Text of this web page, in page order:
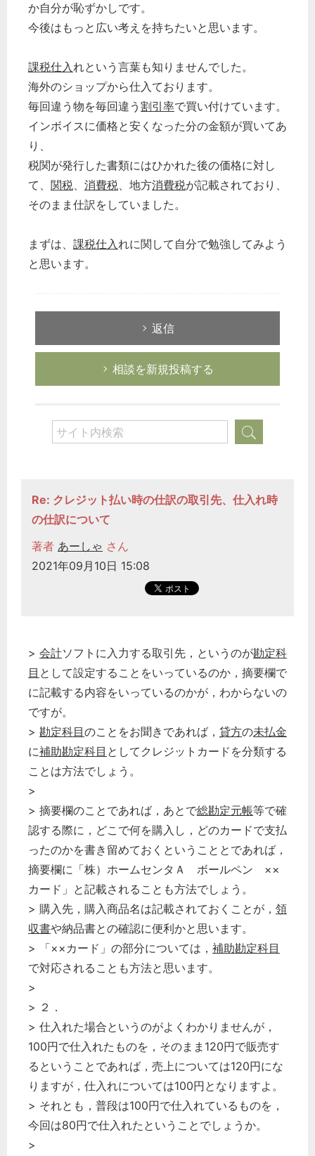
か自分が恥ずかしです。
今後はもっと広い考えを持ちたいと思います。
課税仕入れという言葉も知りませんでした。
海外のショップから仕入ております。
毎回違う物を毎回違う 割引率で買い付けています。
インボイスに価格と安くなった分の金額が買いてあ
り、
税関が発行した書類にはひかれた後の価格に対し
て、 関税、 消費税、地方消費税が記載されており、
そのまま仕訳をしていました。
まずは、 課税仕入れに関して自分で勉強してみよう
と思います。
返信
相談を新規投稿する
Re: クレジット払い時の仕訳の取引先、仕入れ時
の仕訳について
著者 あーしゃ さん
2021年09月10日 15:08
> 会計ソフトに入力する取引先，というのが勘定科
目 として設定することをいっているのか，摘要欄で
に記載する内容をいっているのかが，わからないの
ですが。
> 勘定科目のことをお聞きであれば， 貸方の未払金
に補助勘定科目 としてクレジットカードを分類する
ことは方法でしょう。
>
> 摘要欄のことであれば，あとで総勘定元帳等で確
認する際に，どこで何を購入し，どのカードで支払
ったのかを書き留めておくということとであれば，
摘要欄に「株）ホームセンタＡ ボールペン ××
カード」と記載されることも方法でしょう。
> 購入先，購入商品名は記載されておくことが， 領
収書や納品書との確認に便利かと思います。
> 「××カード」の部分については， 補助勘定科目
で対応されることも方法と思います。
>
> ２．
> 仕入れた場合というのがよくわかりませんが，
100円で仕入れたものを，そのまま120円で販売す
るということであれば，売上については120円にな
りますが，仕入れについては100円となりますよ。
> それとも，普段は100円で仕入れているものを，
今回は80円で仕入れたということでしょうか。
>